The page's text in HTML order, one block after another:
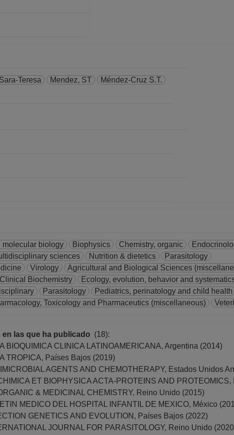
Definitivo
Teresa Mendez, ST
Méndez-Cruz S.T.
molecular biology Biophysics Chemistry, organic
sciences Nutrition & dietetics
Parasitology
Virology
Agricultural and Biological Sciences
Clinical Biochemistry
Ecology, evolution, behavior and
Parasitology
Pediatrics, perinatology and child health
Toxicology and Pharmaceutics (miscellaneous)
en las que ha publicado (18):
BIOQUIMICA CLINICA LATINOAMERICANA, Argentina (2014)
TROPICA, Países Bajos (2019)
AGENTS AND CHEMOTHERAPY, Estados Unidos
ET BIOPHYSICA ACTA-PROTEINS AND
& MEDICINAL CHEMISTRY, Reino Unido (2015)
MEDICO DEL HOSPITAL INFANTIL DE MEXICO, México
GENETICS AND EVOLUTION, Países Bajos (2022)
JOURNAL FOR PARASITOLOGY, Reino Unido